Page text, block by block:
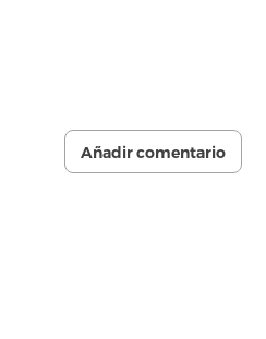
Añadir comentario